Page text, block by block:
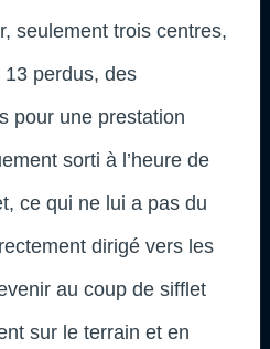
seulement trois centres,
perdus, des
pour une prestation
sorti à l’heure de
ce qui ne lui a pas du
dirigé vers les
au coup de sifflet
sur le terrain et en